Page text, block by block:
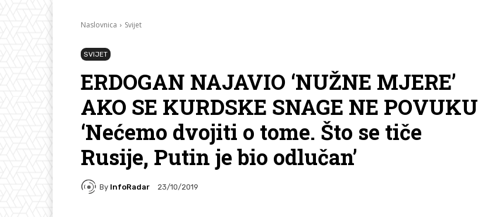
Naslovnica Svijet
SVIJET
ERDOGAN NAJAVIO ‘NUŽNE MJERE’
AKO SE KURDSKE SNAGE NE POVUKU
‘Nećemo dvojiti o tome. Što se tiče
Rusije, Putin je bio odlučan’
By InfoRadar 23/10/2019